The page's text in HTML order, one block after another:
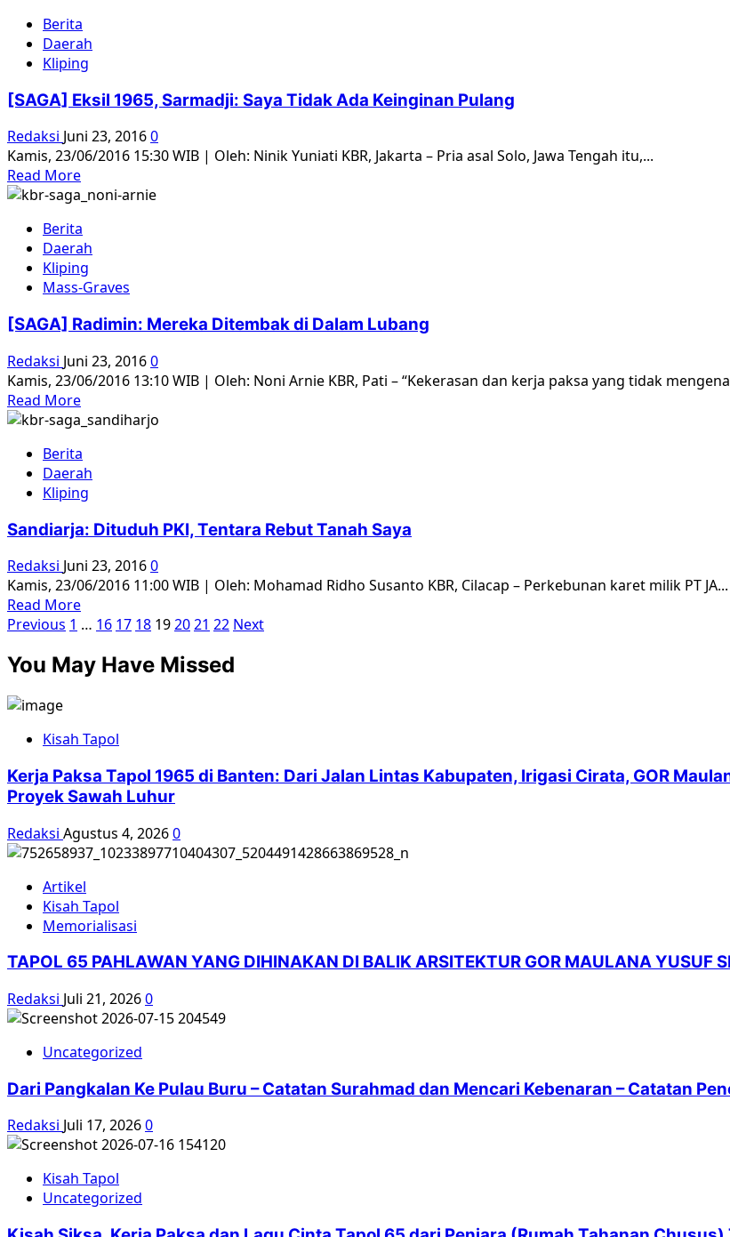
[SAGA]
Ahmad
Bantam:
Disuruh
Gali
Tiga
Liang
Berita
Daerah
Kliping
[SAGA] Eksil 1965, Sarmadji: Saya Tidak Ada Keinginan Pulang
Redaksi Juni 23, 20160
Kamis, 23/06/2016 15:30 WIB | Oleh: Ninik Yuniati KBR, Jakarta – Pria asal Solo, Jawa Tengah itu,...
Read MoreRead
more
[SAGA]
Eksil
1965,
Sarmadji:
Tidak
Keinginan
Pulang
Berita
Daerah
Kliping
Mass-Graves
[SAGA] Radimin: Mereka Ditembak di Dalam Lubang
Redaksi Juni 23, 20160
Kamis, 23/06/2016 13:10 WIB | Oleh: Noni Arnie KBR, Pati – “Kekerasan dan kerja paksa yang tidak
Read MoreRead
more
[SAGA]
Radimin:
Mereka
di
Dalam
Lubang
Berita
Daerah
Kliping
Sandiarja: Dituduh PKI, Tentara Rebut Tanah Saya
Redaksi Juni 23, 20160
Kamis, 23/06/2016 11:00 WIB | Oleh: Mohamad Ridho Susanto KBR, Cilacap – Perkebunan karet milik PT JA...
Read MoreRead
more
Sandiarja:
Dituduh
Rebut
Saya
Paginasi
pos
Previous 1 … 16 17 18 192021 22 Next
You May Have Missed
Kisah Tapol
Kerja Paksa Tapol 1965 di Banten: Dari Jalan Lintas Kabupaten, Irigasi Cirata, GOR
Proyek Sawah Luhur
Redaksi Agustus 4, 20260
Artikel
Kisah Tapol
Memorialisasi
TAPOL 65 PAHLAWAN YANG DIHINAKAN DI BALIK ARSITEKTUR GOR MAULANA YUSUF
Redaksi Juli 21, 20260
Uncategorized
Dari Pangkalan Ke Pulau Buru – Catatan Surahmad dan Mencari Kebenaran – Catatan
Redaksi Juli 17, 20260
Kisah Tapol
Uncategorized